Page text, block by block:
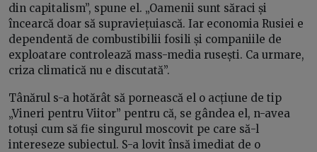
din capitalism”, spune el. „Oamenii sunt săraci și
încearcă doar să supraviețuiască. Iar economia Rusiei e
dependentă de combustibilii fosili și companiile de
exploatare controlează mass-media rusești. Ca urmare,
criza climatică nu e discutată”.
Tânărul s-a hotărât să pornească el o acțiune de tip
„Vineri pentru Viitor” pentru că, se gândea el, n-avea
totuși cum să fie singurul moscovit pe care să-l
intereseze subiectul. S-a lovit însă imediat de o